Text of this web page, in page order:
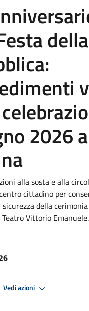
della
2026 a
alla sosta e alla
cittadino per
della
Vittorio Emanuele.
Vedi azioni